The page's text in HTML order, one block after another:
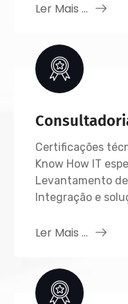
Ler Mais ...
Certificações
Know How IT
Levantamento
Integração e
Ler Mais ...